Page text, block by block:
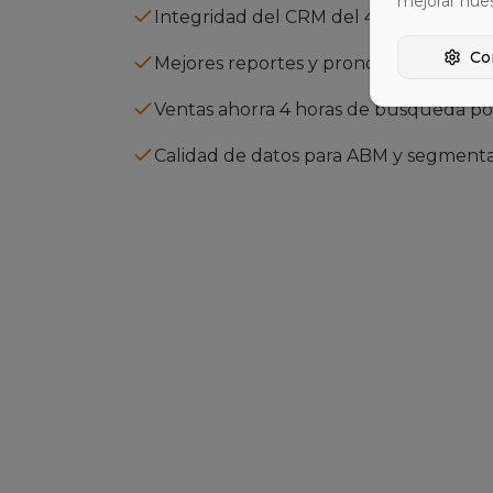
Integridad del CRM del 40 % al 95 %
Mejores reportes y pronósticos
Ventas ahorra 4 horas de búsqueda
Calidad de datos para ABM y